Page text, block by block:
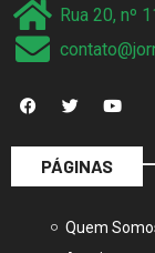
Rua 20, nº
PÁGINAS
Quem